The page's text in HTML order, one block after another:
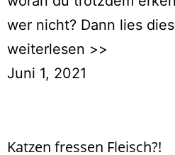
wer nicht? Dann lies
weiterlesen >>
Juni 1, 2021
Katzen fressen Fleisch?!